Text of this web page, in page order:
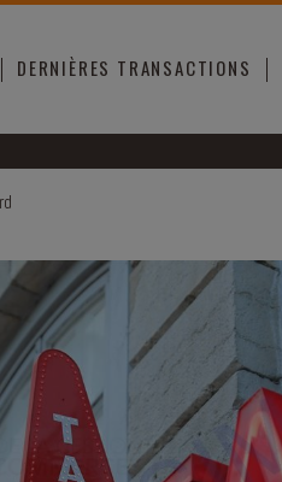
DERNIÈRES TRANSACTIONS